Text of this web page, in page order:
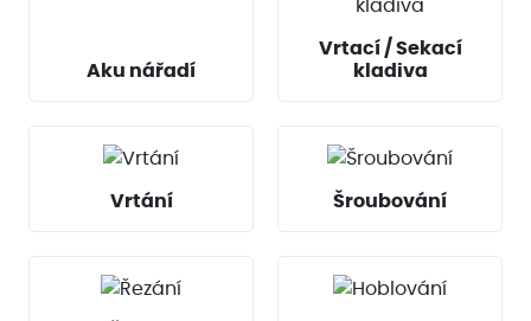
Aku nářadí
Vrtací / Sekací
kladiva
Vrtání Šroubování